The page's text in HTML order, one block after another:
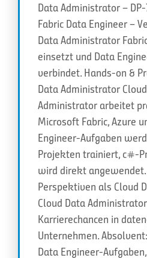
Data Administrator –
Fabric Data Engineer –
Data Administrator
einsetzt und Data
verbindet. Hands-on &
Data Administrator
Administrator arbeitet
Microsoft Fabric, Azure
Engineer-Aufgaben
Projekten trainiert, c#-
wird direkt angewendet.
Perspektiven als Cloud
Cloud Data
Karrierechancen in
Unternehmen.
Data Engineer-